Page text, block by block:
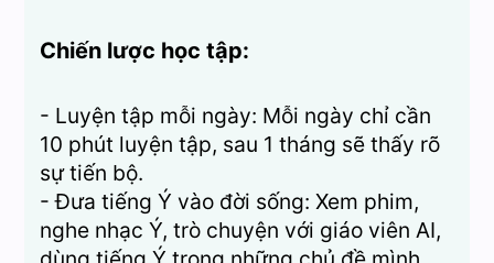
Chiến lược học tập:
- Luyện tập mỗi ngày: Mỗi ngày chỉ cần
10 phút luyện tập, sau 1 tháng sẽ thấy rõ
sự tiến bộ.
- Đưa tiếng Ý vào đời sống: Xem phim,
nghe nhạc Ý, trò chuyện với giáo viên AI,